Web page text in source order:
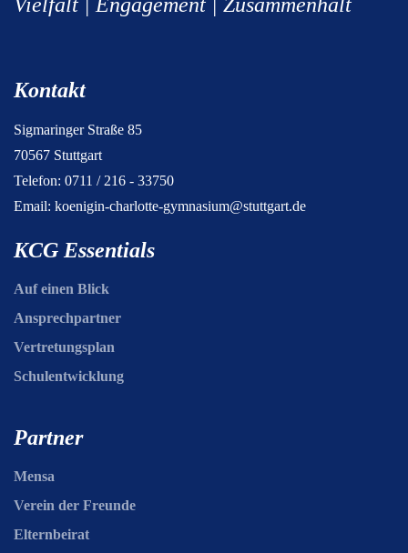
Kontakt
Sigmaringer Straße 85
70567 Stuttgart
Telefon: 0711 / 216 - 33750
Email: koenigin-charlotte-gymnasium@stuttgart.de
KCG Essentials
Auf einen Blick
Ansprechpartner
Vertretungsplan
Schulentwicklung
Partner
Mensa
Verein der Freunde
Elternbeirat